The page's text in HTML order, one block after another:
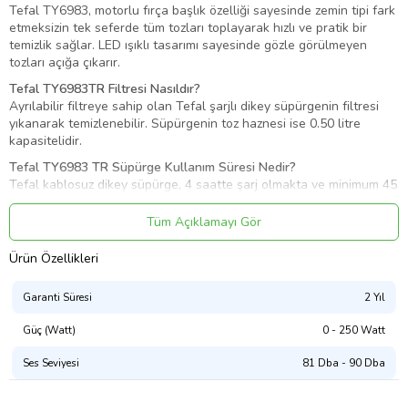
Tefal TY6983, motorlu fırça başlık özelliği sayesinde zemin tipi fark
etmeksizin tek seferde tüm tozları toplayarak hızlı ve pratik bir
temizlik sağlar. LED ışıklı tasarımı sayesinde gözle görülmeyen
tozları açığa çıkarır.
Tefal TY6983TR Filtresi Nasıldır?
Ayrılabilir filtreye sahip olan Tefal şarjlı dikey süpürgenin filtresi
yıkanarak temizlenebilir. Süpürgenin toz haznesi ise 0.50 litre
kapasitelidir.
Tefal TY6983 TR Süpürge Kullanım Süresi Nedir?
Tefal kablosuz dikey süpürge, 4 saatte şarj olmakta ve minimum 45
dakikalık kullanım imkanı sunar.
Tüm Açıklamayı Gör
Ürün Özellikleri
Garanti Süresi 2 Yıl
Güç (Watt) 0 - 250 Watt
Ses Seviyesi 81 Dba - 90 Dba